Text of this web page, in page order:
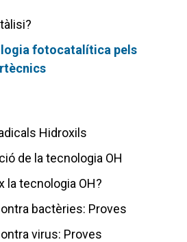
fotocatalítica pels
Hidroxils
de la tecnologia OH
la tecnologia OH?
bactèries: Proves
virus: Proves